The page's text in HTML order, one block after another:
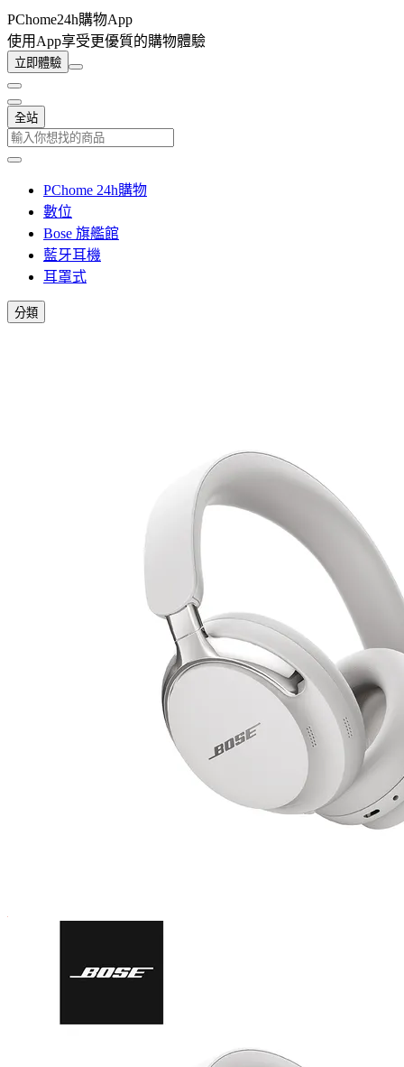
PChome24h購物App
使用App享受更優質的購物體驗
立即體驗
全站
PChome 24h購物
數位
Bose 旗艦館
藍牙耳機
耳罩式
分類